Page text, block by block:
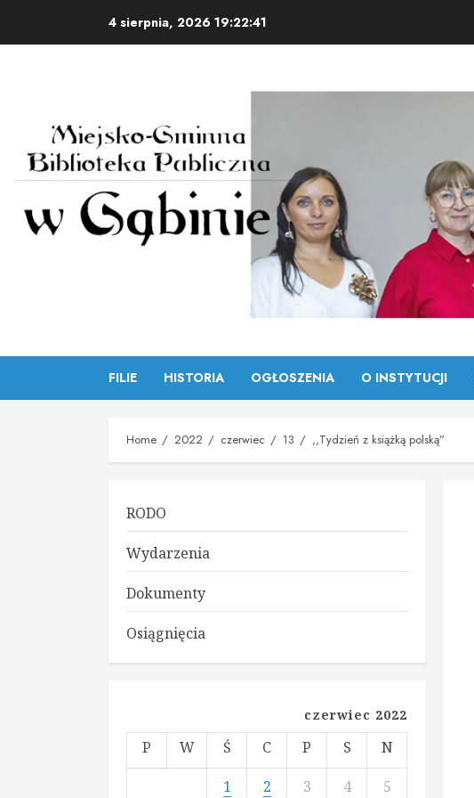
4 sierpnia, 2026 19:22:42
FILIE HISTORIA OGŁOSZENIA O INSTYTUCJI
Home 2022 czerwiec 13 ,,Tydzień z książką polską”
RODO
Wydarzenia
Dokumenty
Osiągnięcia
czerwiec 2022
P W Ś C P S
N
1
2 3 4 5